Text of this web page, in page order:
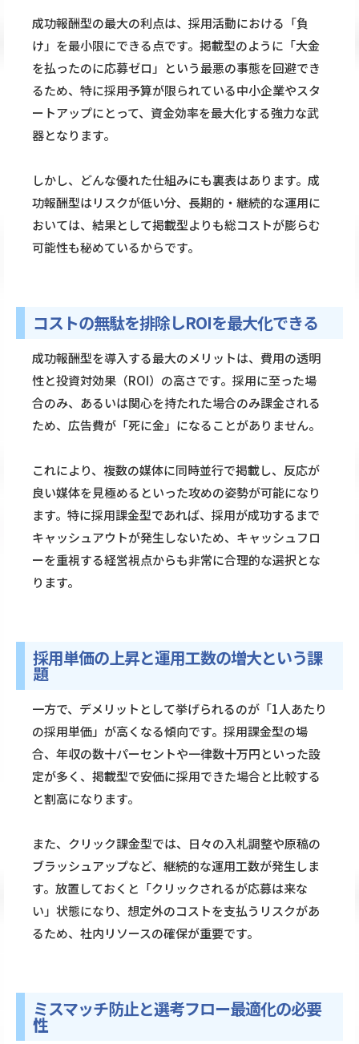
成功報酬型の最大の利点は、採用活動における「負
け」を最小限にできる点です。掲載型のように「大金
を払ったのに応募ゼロ」という最悪の事態を回避でき
るため、特に採用予算が限られている中小企業やスタ
ートアップにとって、資金効率を最大化する強力な武
器となります。
しかし、どんな優れた仕組みにも裏表はあります。成
功報酬型はリスクが低い分、長期的・継続的な運用に
おいては、結果として掲載型よりも総コストが膨らむ
可能性も秘めているからです。
コストの無駄を排除しROIを最大化できる
成功報酬型を導入する最大のメリットは、費用の透明
性と投資対効果（ROI）の高さです。採用に至った場
合のみ、あるいは関心を持たれた場合のみ課金される
ため、広告費が「死に金」になることがありません。
これにより、複数の媒体に同時並行で掲載し、反応が
良い媒体を見極めるといった攻めの姿勢が可能になり
ます。特に採用課金型であれば、採用が成功するまで
キャッシュアウトが発生しないため、キャッシュフロ
ーを重視する経営視点からも非常に合理的な選択とな
ります。
採用単価の上昇と運用工数の増大という課
題
一方で、デメリットとして挙げられるのが「1人あたり
の採用単価」が高くなる傾向です。採用課金型の場
合、年収の数十パーセントや一律数十万円といった設
定が多く、掲載型で安価に採用できた場合と比較する
と割高になります。
また、クリック課金型では、日々の入札調整や原稿の
ブラッシュアップなど、継続的な運用工数が発生しま
す。放置しておくと「クリックされるが応募は来な
い」状態になり、想定外のコストを支払うリスクがあ
るため、社内リソースの確保が重要です。
ミスマッチ防止と選考フロー最適化の必要
性